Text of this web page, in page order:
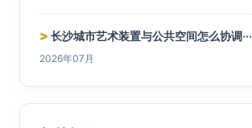
> 长沙城市艺术装置与公共空间怎么协调···
2026年07月